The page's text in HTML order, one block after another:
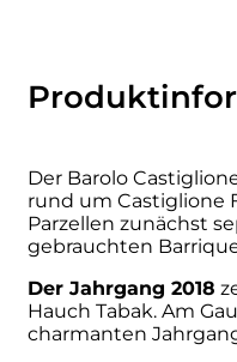
Der Barolo
rund um Castiglione
Parzellen zunächst
gebrauchten
Der Jahrgang 2018
Hauch Tabak. Am
charmanten
Cipriani
Collefrisio
Contadi Castaldi
Contini